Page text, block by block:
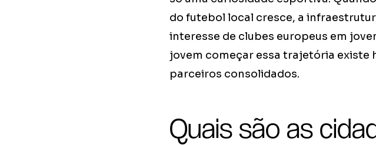
do futebol local cresce, a
interesse de clubes europeus em
jovem começar essa trajetória
parceiros consolidados.
Quais são as